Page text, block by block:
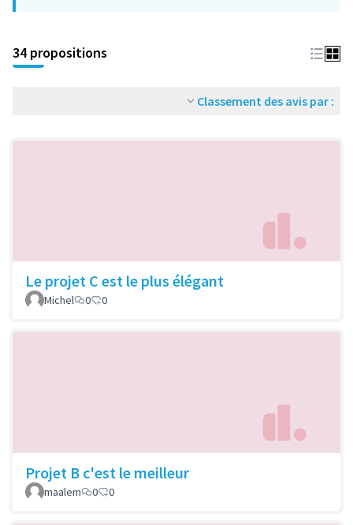
34 propositions
Classement des avis par :
Le projet C est le plus élégant
Michel 0 0
Projet B c'est le meilleur
maalem 0 0